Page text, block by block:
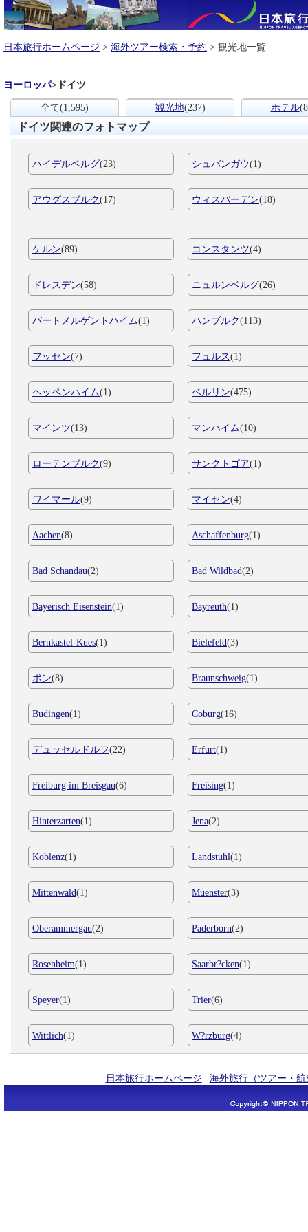
日本旅行ホームページ > 海外ツアー検索・予約 > 観光地一覧
ヨーロッパ> ドイツ
全て(1,595) 観光地(237) ホテル
ドイツ関連のフォトマップ
ハイデルベルグ(23) シュバンガウ(1)
アウグスブルク(17) ウィスバーデン(18)
ケルン(89) コンスタンツ(4)
ドレスデン(58) ニュルンベルグ(26)
バートメルゲントハイム(1) ハンブルク(113)
フッセン(7) フュルス(1)
ヘッペンハイム(1) ベルリン(475)
マインツ(13) マンハイム(10)
ローテンブルク(9) サンクトゴア(1)
ワイマール(9) マイセン(4)
Aachen(8) Aschaffenburg(1)
Bad Schandau(2) Bad Wildbad(2)
Bayerisch Eisenstein(1) Bayreuth(1)
Bernkastel-Kues(1) Bielefeld(3)
ボン(8) Braunschweig(1)
Budingen(1) Coburg(16)
デュッセルドルフ(22) Erfurt(1)
Freiburg im Breisgau(6) Freising(1)
Hinterzarten(1) Jena(2)
Koblenz(1) Landstuhl(1)
Mittenwald(1) Muenster(3)
Oberammergau(2) Paderborn(2)
Rosenheim(1) Saarbr?cken(1)
Speyer(1) Trier(6)
Wittlich(1) W?rzburg(4)
| 日本旅行ホームページ | 海外旅行（ツアー・航